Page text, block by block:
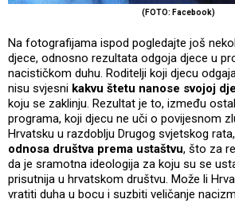
(FOTO: Facebook)
Na fotografijama ispod pogledajte još
djece, odnosno rezultata odgoja djece u
nacističkom duhu. Roditelji koji djecu
nisu svjesni kakvu štetu nanose svojoj
koju se zaklinju. Rezultat je to, između
programa, koji djecu ne uči o povijesnom
Hrvatsku u razdoblju Drugog svjetskog
odnosa društva prema ustaštvu, što za
da je sramotna ideologija za koju su se
prisutnija u hrvatskom društvu. Može li
vratiti duha u bocu i suzbiti veličanje